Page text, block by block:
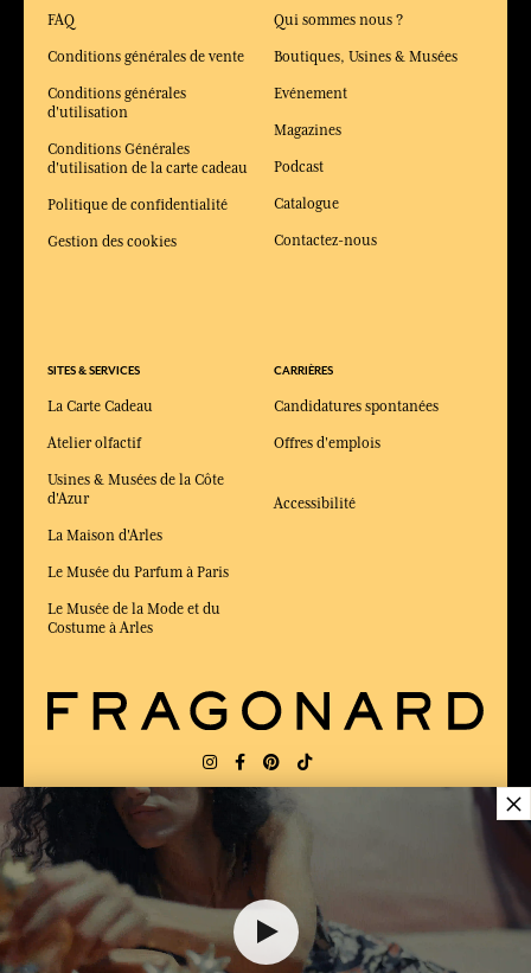
FAQ
Conditions générales de vente
Conditions générales
d'utilisation
Conditions Générales
d'utilisation de la carte cadeau
Politique de confidentialité
Gestion des cookies
SITES & SERVICES
La Carte Cadeau
Atelier olfactif
Usines & Musées de la Côte
d'Azur
La Maison d'Arles
Le Musée du Parfum à Paris
Le Musée de la Mode et du
Costume à Arles
Qui sommes nous ?
Boutiques, Usines & Musées
Evénement
Magazines
Podcast
Catalogue
Contactez-nous
CARRIÈRES
Candidatures spontanées
Offres d'emplois
Accessibilité
FR
×